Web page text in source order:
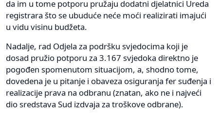
da im u tome potporu pružaju dodatni djelatnici Ureda
registrara što se ubuduće neće moći realizirati imajući
u vidu visinu budžeta.
Nadalje, rad Odjela za podršku svjedocima koji je
dosad pružio potporu za 3.167 svjedoka direktno je
pogođen spomenutom situacijom, a, shodno tome,
dovedena je u pitanje i obaveza osiguranja fer suđenja i
realizacije prava na odbranu (znatan, ako ne i najveći
dio sredstava Sud izdvaja za troškove odbrane).